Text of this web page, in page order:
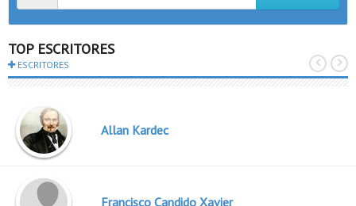
TOP ESCRITORES
ESCRITORES
Allan Kardec
Francisco Candido Xavier